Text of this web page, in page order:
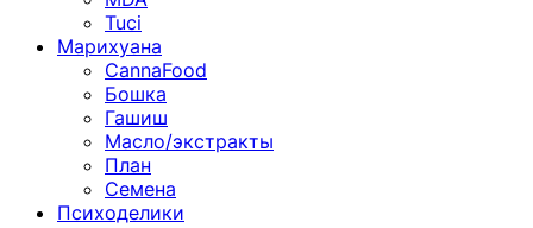
Tuci
Марихуана
CannaFood
Бошка
Гашиш
Масло/экстракты
План
Семена
Психоделики